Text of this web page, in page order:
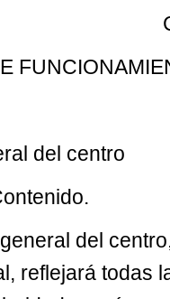
del centro
del
reflejará todas